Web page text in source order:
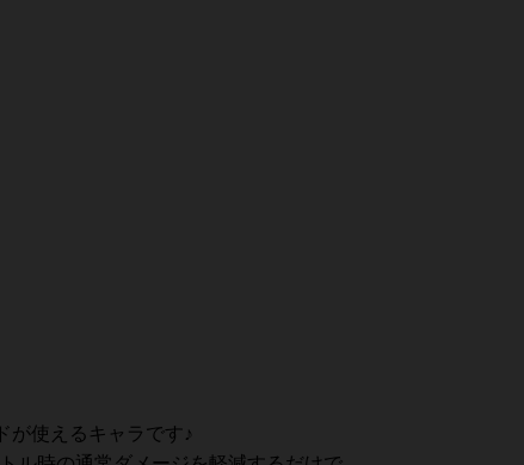
が使えるキャラです♪